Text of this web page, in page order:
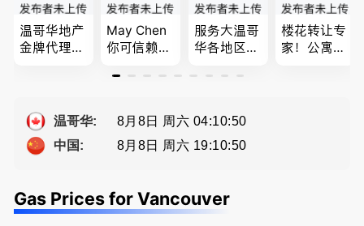
温哥华地产
金牌代理经
恳的朋友
May Chen
你可信赖的
为你提供全
服务
服务大温哥
华各地区的
地产专业持
Sophia Fan
资产规划管
楼花转让专
家！公寓销
温哥华:
8月8日 周六 04:10:51
中国:
8月8日 周六 19:10:51
Gas Prices for Vancouver